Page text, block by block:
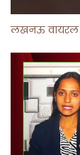
लखनऊ वायरल